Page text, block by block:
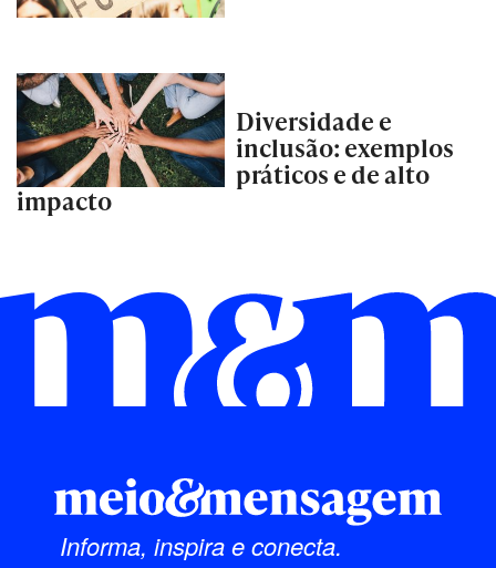
Diversidade e
inclusão: exemplos
práticos e de alto
impacto
Informa, inspira e conecta.